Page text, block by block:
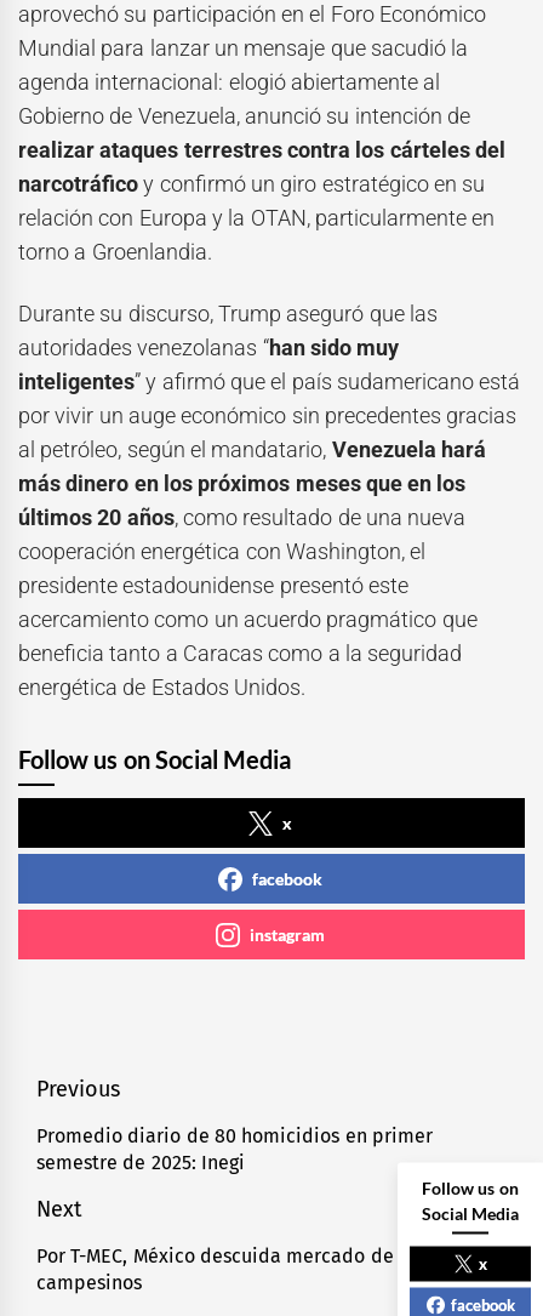
aprovechó su participación en el Foro Económico
Mundial para lanzar un mensaje que sacudió la
agenda internacional: elogió abiertamente al
Gobierno de Venezuela, anunció su intención de
realizar ataques terrestres contra los cárteles del
narcotráficoy confirmó un giro estratégico en su
relación con Europa y la OTAN, particularmente en
torno a Groenlandia.
Durante su discurso, Trump aseguró que las
autoridades venezolanas “han sido muy
inteligentes” y afirmó que el país sudamericano está
por vivir un auge económico sin precedentes gracias
al petróleo, según el mandatario, Venezuela hará
más dinero en los próximos meses que en los
últimos 20 años, como resultado de una nueva
cooperación energética con Washington, el
presidente estadounidense presentó este
acercamiento como un acuerdo pragmático que
beneficia tanto a Caracas como a la seguridad
energética de Estados Unidos.
Follow us on Social Media
x
facebook
instagram
Navegación
de
entradas
Previous
Previous
post:
Promedio diario de 80 homicidios en primer
semestre de 2025: Inegi
Next
Next
post:
Por T-MEC, México descuida mercado de 80 mmdd:
campesinos
Follow us on
Social Media
x
facebook